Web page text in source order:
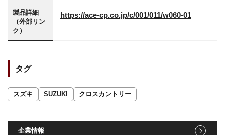
製品詳細
（外部リン
ク）
https://ace-cp.co.jp/c/001/011/w060-01
タグ
スズキ SUZUKI クロスカントリー
企業情報